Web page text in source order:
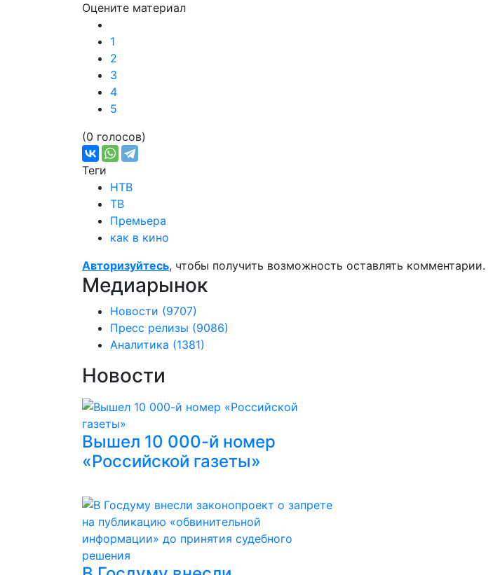
Оцените материал
1
2
3
4
5
(0 голосов)
Теги
НТВ
ТВ
Премьера
как в кино
Авторизуйтесь, чтобы получить возможность оставлять комментарии.
Медиарынок
Новости (9707)
Пресс релизы (9086)
Аналитика (1381)
Новости
Вышел 10 000-й номер
«Российской газеты»